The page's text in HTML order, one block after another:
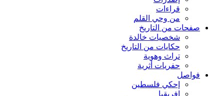
قراءات
من وحي القلم
صفحات من التاريخ
شخصيات خالدة
حكايات من التاريخ
تراث وهوية
حفريات أثرية
فواصل
إحكي فلسطين
إفريقيا